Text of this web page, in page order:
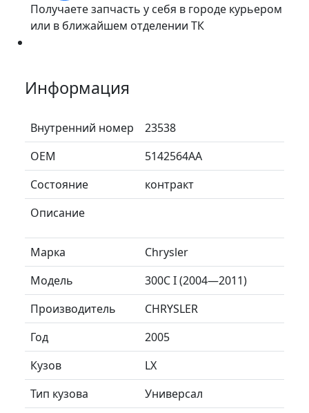
Получаете запчасть у себя в городе курьером
или в ближайшем отделении ТК
Информация
Внутренний номер
23538
ОЕМ
5142564AA
Состояние
контракт
Описание
Марка
Chrysler
Модель
300C I (2004—2011)
Производитель
CHRYSLER
Год
2005
Кузов
LX
Тип кузова
Универсал